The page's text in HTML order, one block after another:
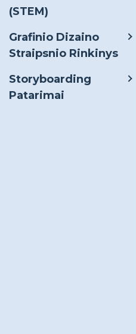
(STEM)
Grafinio Dizaino
Straipsnio Rinkinys
Storyboarding
Patarimai